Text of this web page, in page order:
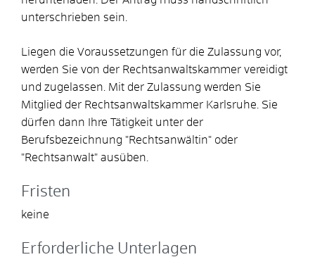
unterschrieben sein.
Liegen die Voraussetzungen für die Zulassung vor,
werden Sie von der Rechtsanwaltskammer vereidigt
und zugelassen. Mit der Zulassung werden Sie
Mitglied der Rechtsanwaltskammer Karlsruhe. Sie
dürfen dann Ihre Tätigkeit unter der
Berufsbezeichnung "Rechtsanwältin" oder
"Rechtsanwalt" ausüben.
Fristen
keine
Erforderliche Unterlagen